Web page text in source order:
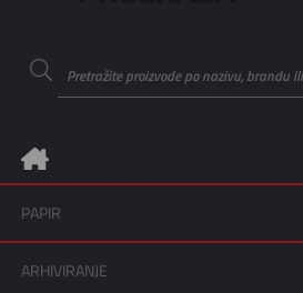
PAPIR
ARHIVIRANJE